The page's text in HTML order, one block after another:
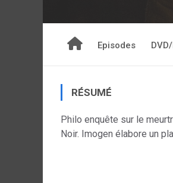
Episodes
RÉSUMÉ
Philo enquête sur le
Noir. Imogen élabore un